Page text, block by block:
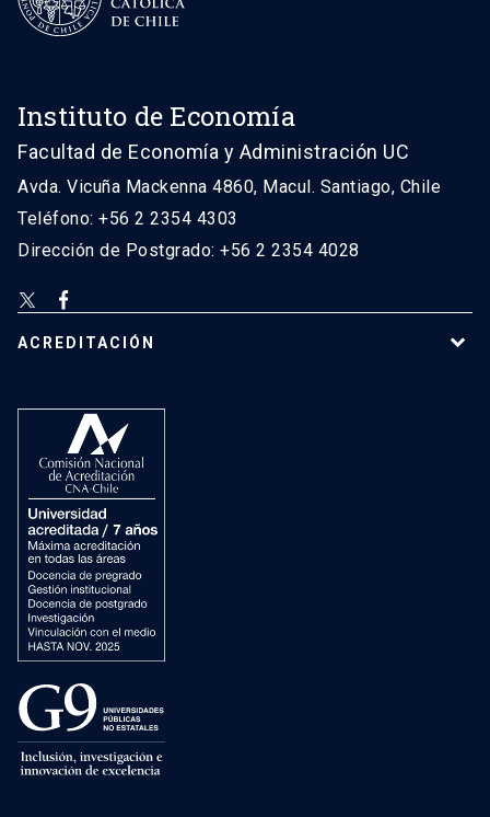
Instituto de Economía
Facultad de Economía y Administración UC
Avda. Vicuña Mackenna 4860, Macul. Santiago, Chile
Teléfono: +56 2 2354 4303
Dirección de Postgrado: +56 2 2354 4028
ACREDITACIÓN